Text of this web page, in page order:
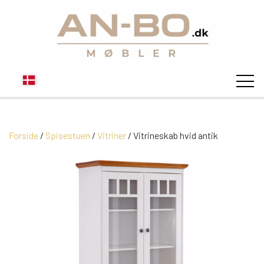
STUEN
SOFA
MODUL SOFAER
MODUL SOFA DALLAS
SOFABORDE
SPISESTUEN
SOVEVÆRELSE
Forside Spisestuen Vitriner Vitrineskab hvid antik